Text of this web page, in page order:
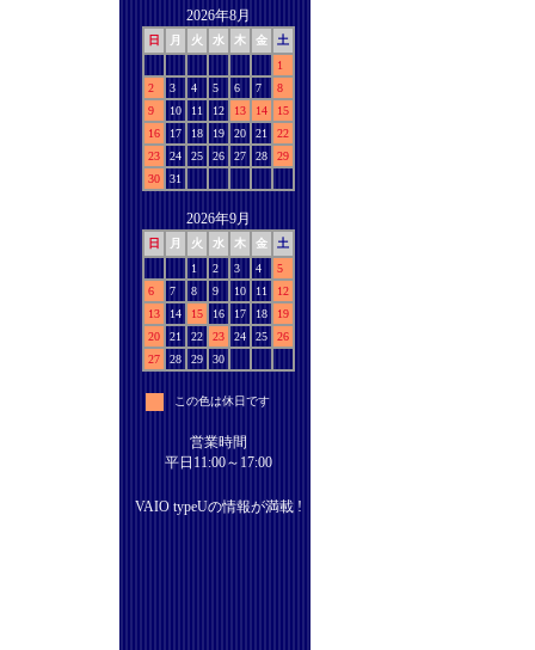
2026年8月
日 月 火 水 木 金
土
1
2
3 4 5 6 7
8
9
10 11 12 13 14
15
16
17 18 19 20 21
22
23
24 25 26 27 28
29
30
31
2026年9月
日 月 火 水 木 金
土
1
2 3 4
5
6
7 8 9 10 11
12
13
14 15 16 17 18
19
20
21 22 23 24 25
26
27
28 29 30
この色は休日です
営業時間
平日11:00～17:00
VAIO typeUの情報が満載 !